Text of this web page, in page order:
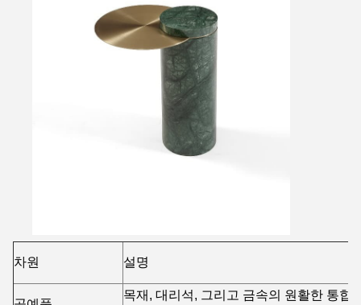
차원 설명
목재, 대리석, 그리고 금속의 원활한 통합